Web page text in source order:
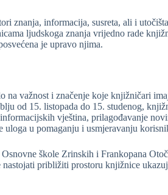
znanja, informacija, susreta, ali i
ljudskoga znanja vrijedno rade
je upravo njima.
na važnost i značenje koje knjižničari
od 15. listopada do 15. studenog,
vještina, prilagođavanje
uloga u pomaganju i usmjeravanju
škole Zrinskih i Frankopana
nastojati približiti prostoru knjižnice